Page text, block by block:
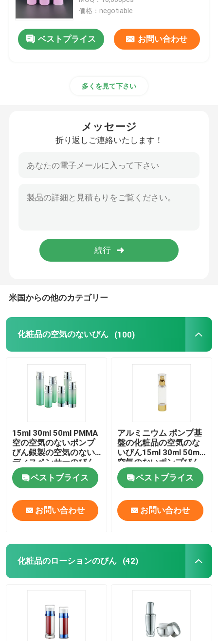
空のアイライナーのびん
空のマスカラの管
びんのプラスチック ロール
シャンプーおよびコンディショナーのびん
マニキュアの除去剤のびん
プラスチック薄板にされた管
プラスチックねじ帽子
化粧品のローション ポンプ
泡ディスペンサー ポンプ
価格：negotiable
ベストプライス お問い合わせ
多くを見て下さい
メッセージ
折り返しご連絡いたします！
米国からの他のカテゴリー
化粧品の空気のないびん (100)
15ml 30ml 50ml PMMA
空の空気のないポンプ
びん銀製の空気のない
ディスペンサーのびん
ベストプライス
お問い合わせ
アルミニウム ポンプ基
盤の化粧品の空気のな
いびん15ml 30ml 50ml
空気のないポンプびん
ベストプライス
お問い合わせ
化粧品のローションのびん (42)